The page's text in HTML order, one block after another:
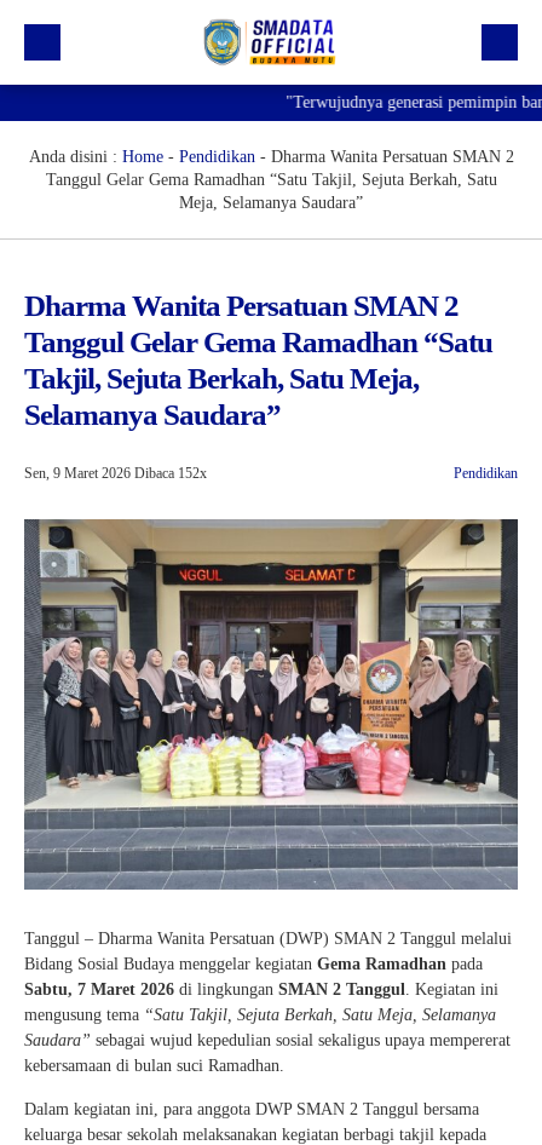
Profil
Prestasi
Informasi
Saluran Resmi WA
"Terwujudnya generasi pemimpin
Anda disini : Home- Pendidikan- Dharma Wanita Persatuan SMAN 2
Tanggul Gelar Gema Ramadhan “Satu Takjil, Sejuta Berkah, Satu
Meja, Selamanya Saudara”
Dharma Wanita Persatuan SMAN 2
Tanggul Gelar Gema Ramadhan “Satu
Takjil, Sejuta Berkah, Satu Meja,
Selamanya Saudara”
Sen, 9 Maret 2026 Dibaca 152x Pendidikan
Tanggul – Dharma Wanita Persatuan (DWP) SMAN 2 Tanggul melalui
Bidang Sosial Budaya menggelar kegiatan Gema Ramadhan pada
Sabtu, 7 Maret 2026 di lingkungan SMAN 2 Tanggul. Kegiatan ini
mengusung tema “Satu Takjil, Sejuta Berkah, Satu Meja, Selamanya
Saudara” sebagai wujud kepedulian sosial sekaligus upaya mempererat
kebersamaan di bulan suci Ramadhan.
Dalam kegiatan ini, para anggota DWP SMAN 2 Tanggul bersama
keluarga besar sekolah melaksanakan kegiatan berbagi takjil kepada